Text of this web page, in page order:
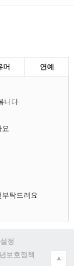
머 연예
니다
요
탁드려요
설정
보호정책
▲